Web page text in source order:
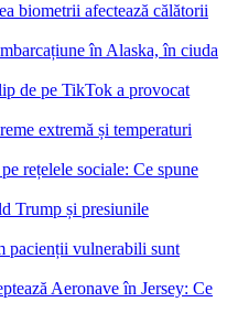
biometrii afectează călătorii
în Alaska, în ciuda
de pe TikTok a provocat
extremă și temperaturi
rețelele sociale: Ce spune
Trump și presiunile
pacienții vulnerabili sunt
Aeronave în Jersey: Ce